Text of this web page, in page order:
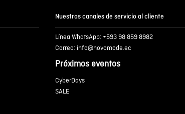
Nuestros canales de servicio al cliente
Línea WhatsApp: +593 98 859 8982
Correo: info@novomode.ec
Próximos eventos
CyberDays
SALE